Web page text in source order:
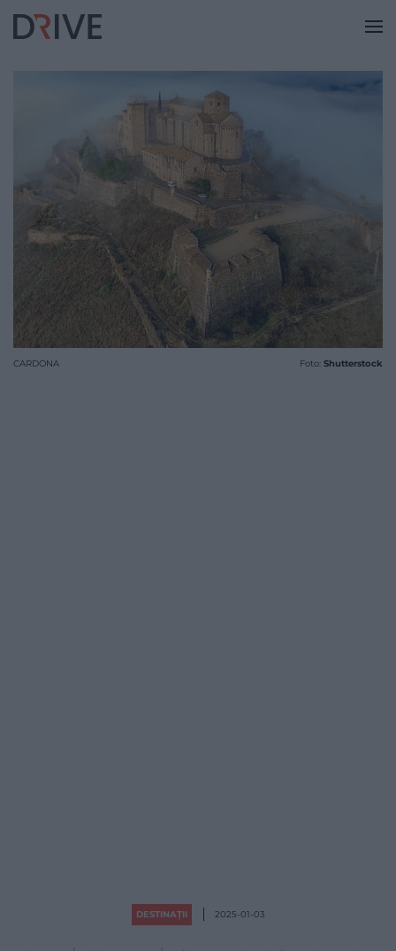
CARDONA Foto: Shutterstock
DESTINAȚII 2025-01-03